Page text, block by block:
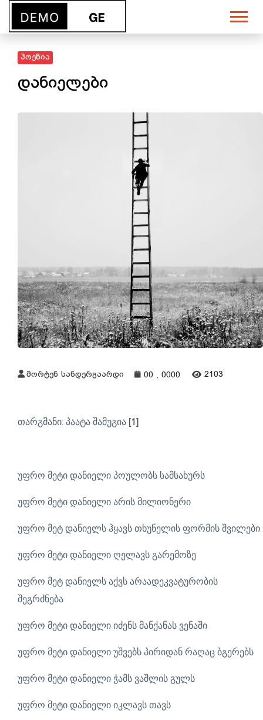
პოეზია
დანიელები
მორტენ სანდერგაარდი 00 , 0000 2103
თარგმანი: პაატა შამუგია [1]
უფრო მეტი დანიელი პოულობს სამსახურს
უფრო მეტი დანიელი არის მილიონერი
უფრო მეტ დანიელს ჰყავს თხუნელის ფორმის შვილები
უფრო მეტი დანიელი ღელავს გარემოზე
უფრო მეტ დანიელს აქვს არაადეკვატურობის
შეგრძნება
უფრო მეტი დანიელი იძენს მანქანას ვენაში
უფრო მეტი დანიელი უშვებს პირიდან რაღაც ბგერებს
უფრო მეტი დანიელი ჭამს ვაშლის გულს
უფრო მეტი დანიელი იკლავს თავს